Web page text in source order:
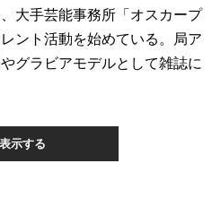
大手芸能事務所「オスカープ
ント活動を始めている。局ア
グラビアモデルとして雑誌に
示する